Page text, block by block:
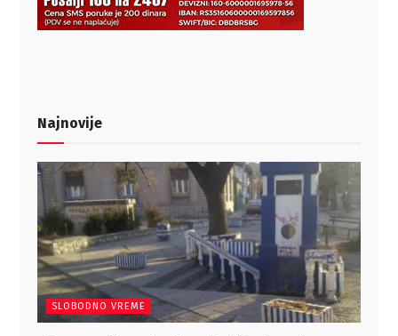
Najnovije
SLOBODNO VREME